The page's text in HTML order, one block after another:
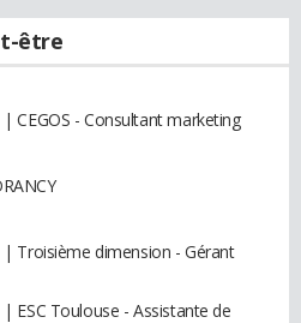
être
CEGOS - Consultant marketing
Troisième dimension - Gérant
ESC Toulouse - Assistante de